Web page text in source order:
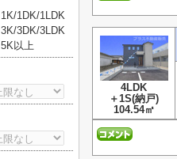
4LDK
＋1S(納戸)
104.54㎡
1K/1DK/1LDK
3K/3DK/3LDK
5K以上